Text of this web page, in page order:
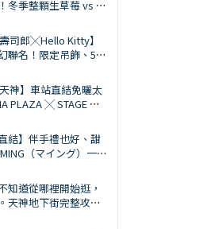
冬季整顆生草莓 vs 夏
壽司郎╳Hello Kitty】
聯名！限定吊飾、5%
天神】車站直結免曬太
PLAZA ╳ STAGE 必
結】伴手禮也好、甜
（マイング）一次
知道從哪裡開始逛，
天神地下街完整攻略